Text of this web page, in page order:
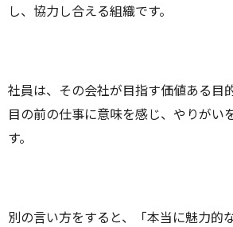
し、協力し合える組織です。
社員は、その会社が目指す価値ある目
目の前の仕事に意味を感じ、やりがい
す。
別の言い方をすると、「本当に魅力的